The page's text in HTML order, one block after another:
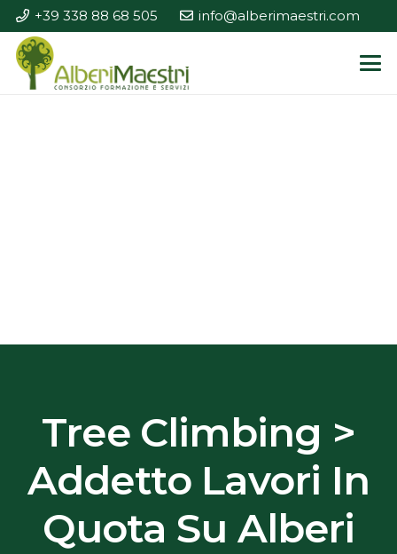
+39 338 88 68 505 info@alberimaestri.com
Tree Climbing >
Addetto Lavori In
Quota Su Alberi